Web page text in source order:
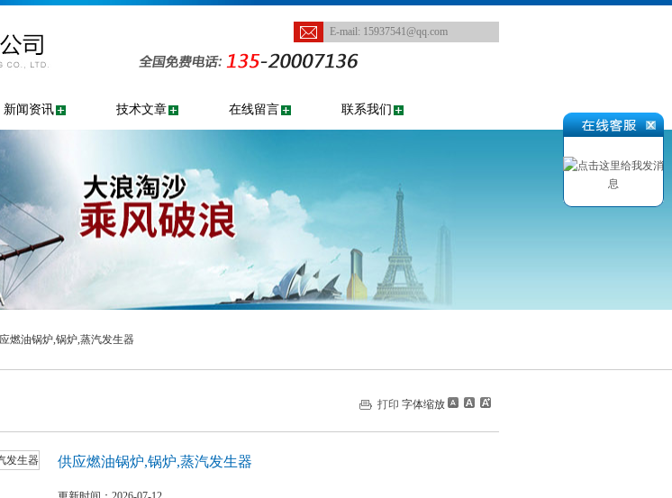
E-mail: 15937541@qq.com
新闻资讯 技术文章 在线留言 联系我们
燃油锅炉,锅炉,蒸汽发生器
打印 字体缩放
供应燃油锅炉,锅炉,蒸汽发生器